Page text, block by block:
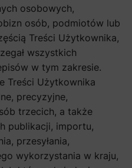
osobowych,
osób, podmiotów lub
Treści Użytkownika,
wszystkich
w tym zakresie.
Treści Użytkownika
precyzyjne,
trzecich, a także
publikacji, importu,
przesyłania,
wykorzystania w kraju,